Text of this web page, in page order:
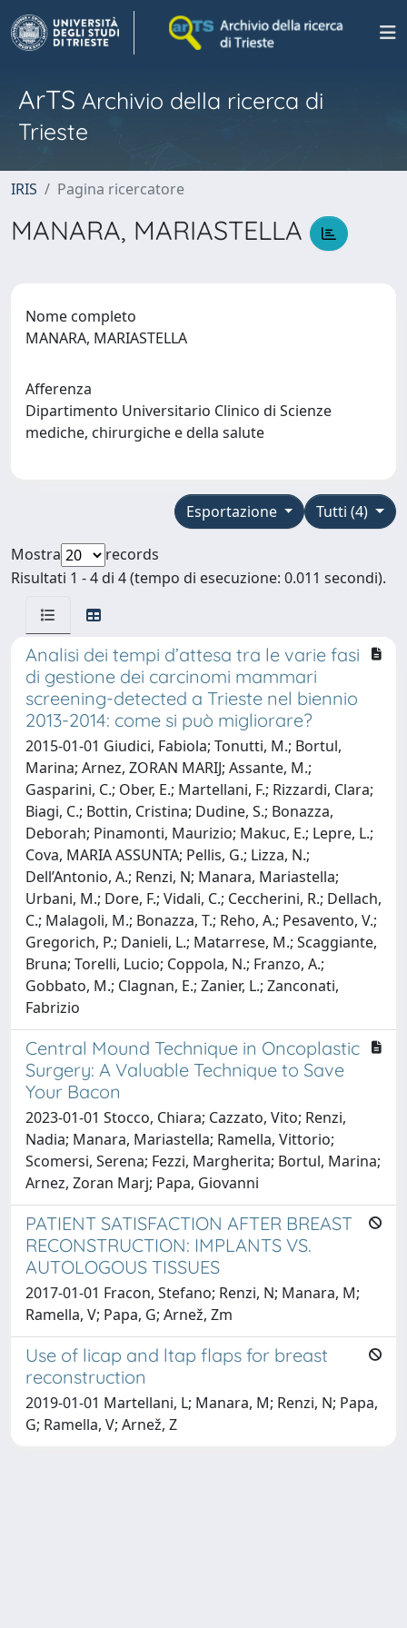
ArTS Archivio della ricerca di
Trieste
IRIS Pagina ricercatore
MANARA, MARIASTELLA
Nome completo
MANARA, MARIASTELLA
Afferenza
Dipartimento Universitario Clinico di Scienze
mediche, chirurgiche e della salute
Tutti (4)
Esportazione
Mostra
records
Risultati 1 - 4 di 4 (tempo di esecuzione: 0.011 secondi).
Analisi dei tempi d’attesa tra le varie fasi
di gestione dei carcinomi mammari
screening-detected a Trieste nel biennio
2013-2014: come si può migliorare?
2015-01-01 Giudici, Fabiola; Tonutti, M.; Bortul,
Marina; Arnez, ZORAN MARIJ; Assante, M.;
Gasparini, C.; Ober, E.; Martellani, F.; Rizzardi, Clara;
Biagi, C.; Bottin, Cristina; Dudine, S.; Bonazza,
Deborah; Pinamonti, Maurizio; Makuc, E.; Lepre, L.;
Cova, MARIA ASSUNTA; Pellis, G.; Lizza, N.;
Dell’Antonio, A.; Renzi, N; Manara, Mariastella;
Urbani, M.; Dore, F.; Vidali, C.; Ceccherini, R.; Dellach,
C.; Malagoli, M.; Bonazza, T.; Reho, A.; Pesavento, V.;
Gregorich, P.; Danieli, L.; Matarrese, M.; Scaggiante,
Bruna; Torelli, Lucio; Coppola, N.; Franzo, A.;
Gobbato, M.; Clagnan, E.; Zanier, L.; Zanconati,
Fabrizio
Central Mound Technique in Oncoplastic
Surgery: A Valuable Technique to Save
Your Bacon
2023-01-01 Stocco, Chiara; Cazzato, Vito; Renzi,
Nadia; Manara, Mariastella; Ramella, Vittorio;
Scomersi, Serena; Fezzi, Margherita; Bortul, Marina;
Arnez, Zoran Marj; Papa, Giovanni
PATIENT SATISFACTION AFTER BREAST
RECONSTRUCTION: IMPLANTS VS.
AUTOLOGOUS TISSUES
2017-01-01 Fracon, Stefano; Renzi, N; Manara, M;
Ramella, V; Papa, G; Arnež, Zm
Use of licap and ltap flaps for breast
reconstruction
2019-01-01 Martellani, L; Manara, M; Renzi, N; Papa,
G; Ramella, V; Arnež, Z